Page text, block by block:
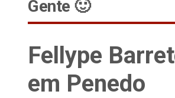
Gente 🙂
Fellype
em Penedo